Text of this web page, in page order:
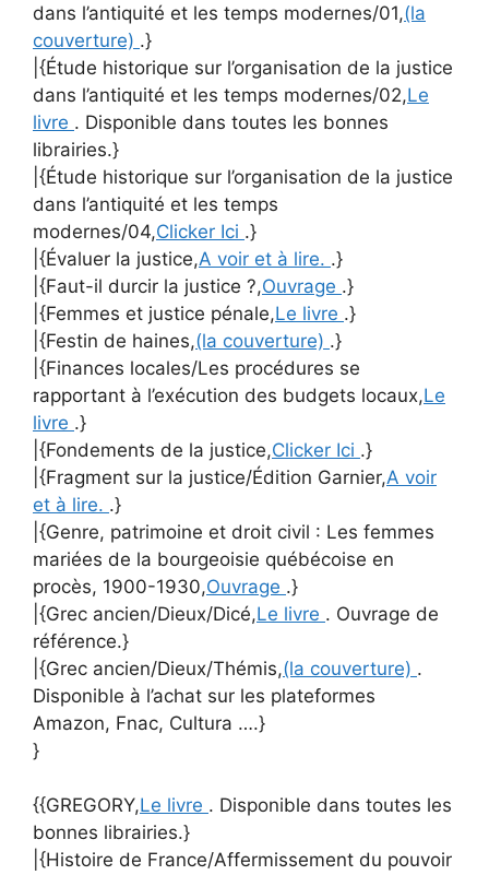
dans l’antiquité et les temps modernes/01,(la
couverture) .}
|{Étude historique sur l’organisation de la justice
dans l’antiquité et les temps modernes/02,Le
livre . Disponible dans toutes les bonnes
librairies.}
|{Étude historique sur l’organisation de la justice
dans l’antiquité et les temps
modernes/04,Clicker Ici .}
|{Évaluer la justice,A voir et à lire. .}
|{Faut-il durcir la justice ?,Ouvrage .}
|{Femmes et justice pénale,Le livre .}
|{Festin de haines,(la couverture) .}
|{Finances locales/Les procédures se
rapportant à l’exécution des budgets locaux,Le
livre .}
|{Fondements de la justice,Clicker Ici .}
|{Fragment sur la justice/Édition Garnier,A voir
et à lire. .}
|{Genre, patrimoine et droit civil : Les femmes
mariées de la bourgeoisie québécoise en
procès, 1900-1930,Ouvrage .}
|{Grec ancien/Dieux/Dicé,Le livre . Ouvrage de
référence.}
|{Grec ancien/Dieux/Thémis,(la couverture) .
Disponible à l’achat sur les plateformes
Amazon, Fnac, Cultura ….}
}
{{GREGORY,Le livre . Disponible dans toutes les
bonnes librairies.}
|{Histoire de France/Affermissement du pouvoir